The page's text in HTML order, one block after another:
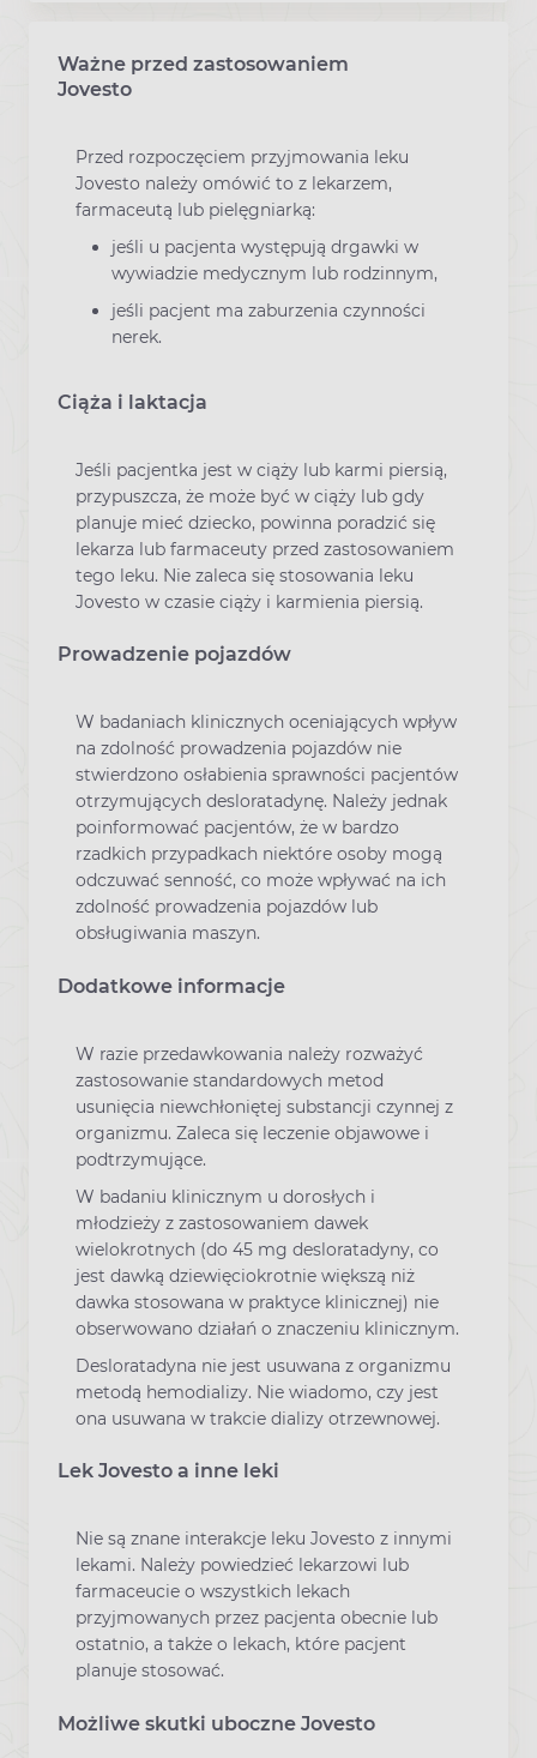
Ważne przed zastosowaniem
Ostrzeżenia dotyczące stosowania leku
Jovesto
Przed rozpoczęciem przyjmowania leku
Jovesto należy omówić to z lekarzem,
farmaceutą lub pielęgniarką:
jeśli u pacjenta występują drgawki w
wywiadzie medycznym lub rodzinnym,
jeśli pacjent ma zaburzenia czynności
nerek.
Ciąża i laktacja
Jeśli pacjentka jest w ciąży lub karmi piersią,
przypuszcza, że może być w ciąży lub gdy
planuje mieć dziecko, powinna poradzić się
lekarza lub farmaceuty przed zastosowaniem
tego leku. Nie zaleca się stosowania leku
Jovesto w czasie ciąży i karmienia piersią.
Prowadzenie pojazdów
W badaniach klinicznych oceniających wpływ
na zdolność prowadzenia pojazdów nie
stwierdzono osłabienia sprawności pacjentów
otrzymujących desloratadynę. Należy jednak
poinformować pacjentów, że w bardzo
rzadkich przypadkach niektóre osoby mogą
odczuwać senność, co może wpływać na ich
zdolność prowadzenia pojazdów lub
obsługiwania maszyn.
Dodatkowe informacje
W razie przedawkowania należy rozważyć
zastosowanie standardowych metod
usunięcia niewchłoniętej substancji czynnej z
organizmu. Zaleca się leczenie objawowe i
podtrzymujące.
W badaniu klinicznym u dorosłych i
młodzieży z zastosowaniem dawek
wielokrotnych (do 45 mg desloratadyny, co
jest dawką dziewięciokrotnie większą niż
dawka stosowana w praktyce klinicznej) nie
obserwowano działań o znaczeniu klinicznym.
Desloratadyna nie jest usuwana z organizmu
metodą hemodializy. Nie wiadomo, czy jest
ona usuwana w trakcie dializy otrzewnowej.
Lek Jovesto a inne leki
Nie są znane interakcje leku Jovesto z innymi
lekami. Należy powiedzieć lekarzowi lub
farmaceucie o wszystkich lekach
przyjmowanych przez pacjenta obecnie lub
ostatnio, a także o lekach, które pacjent
planuje stosować.
Możliwe skutki uboczne Jovesto